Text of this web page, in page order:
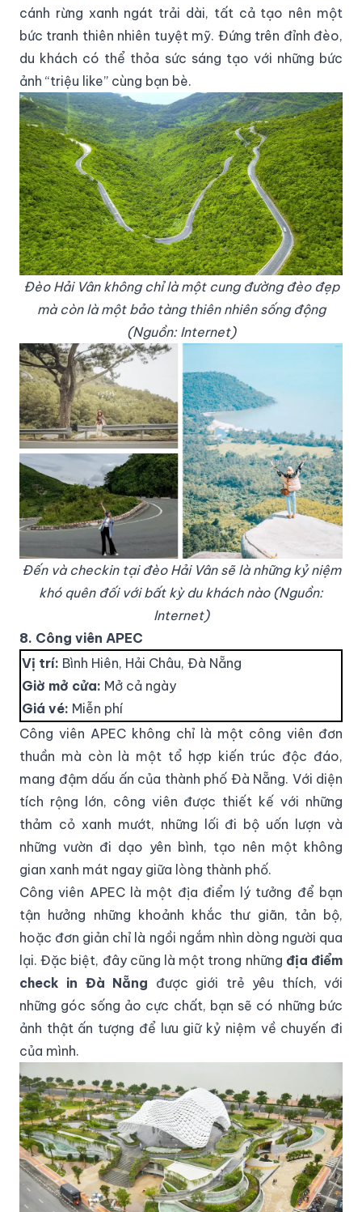
cánh rừng xanh ngát trải dài, tất cả tạo nên một
bức tranh thiên nhiên tuyệt mỹ. Đứng trên đỉnh đèo,
du khách có thể thỏa sức sáng tạo với những bức
ảnh “triệu like” cùng bạn bè.
Đèo Hải Vân không chỉ là một cung đường đèo đẹp
mà còn là một bảo tàng thiên nhiên sống động
(Nguồn: Internet)
Đến và checkin tại đèo Hải Vân sẽ là những kỷ niệm
khó quên đối với bất kỳ du khách nào (Nguồn:
Internet)
8. Công viên APEC
Vị trí: Bình Hiên, Hải Châu, Đà Nẵng
Giờ mở cửa: Mở cả ngày
Giá vé: Miễn phí
Công viên APEC không chỉ là một công viên đơn
thuần mà còn là một tổ hợp kiến trúc độc đáo,
mang đậm dấu ấn của thành phố Đà Nẵng. Với diện
tích rộng lớn, công viên được thiết kế với những
thảm cỏ xanh mướt, những lối đi bộ uốn lượn và
những vườn đi dạo yên bình, tạo nên một không
gian xanh mát ngay giữa lòng thành phố.
Công viên APEC là một địa điểm lý tưởng để bạn
tận hưởng những khoảnh khắc thư giãn, tản bộ,
hoặc đơn giản chỉ là ngồi ngắm nhìn dòng người qua
lại. Đặc biệt, đây cũng là một trong những địa điểm
check in Đà Nẵng được giới trẻ yêu thích, với
những góc sống ảo cực chất, bạn sẽ có những bức
ảnh thật ấn tượng để lưu giữ kỷ niệm về chuyến đi
của mình.